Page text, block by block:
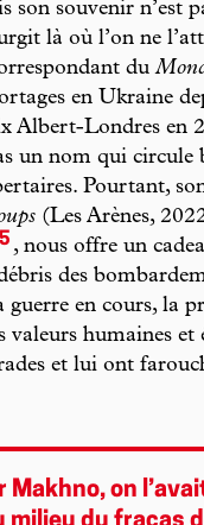
son souvenir n’est
là où l’on ne
du
en Ukraine
Albert-Londres en
un nom qui circule
Pourtant,
(Les Arènes,
5 , nous offre un
des
guerre en cours, la
valeurs humaines et
et lui ont
Makhno, on